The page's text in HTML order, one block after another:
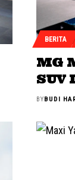
BERITA
MG
BY BUDI